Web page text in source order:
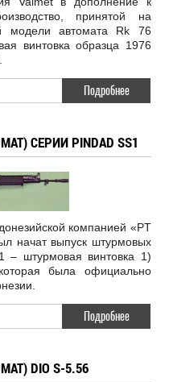
принятой на
модели автомата Rk 76
винтовка образца 1976
Подробнее
СЕРИИ PINDAD SS1
компанией «PT
начат выпуск штурмовых
– штурмовая винтовка 1)
была официально
Подробнее
DIO S-5.56